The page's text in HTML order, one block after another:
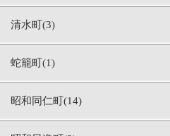
清水町(3)
蛇籠町(1)
昭和同仁町(14)